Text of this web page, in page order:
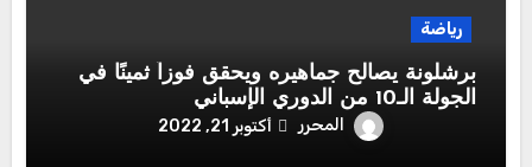
رياضة
برشلونة يصالح جماهيره ويحقق فوزاً ثمينًا في
الجولة الـ10 من الدوري الإسباني
المحرر أكتوبر 21, 2022